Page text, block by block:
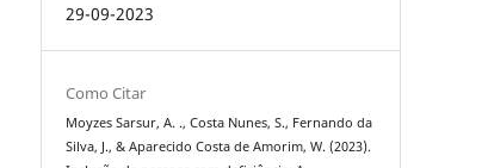
29-09-2023
Como Citar
Moyzes Sarsur, A. ., Costa Nunes, S., Fernando da
Silva, J., & Aparecido Costa de Amorim, W. (2023).